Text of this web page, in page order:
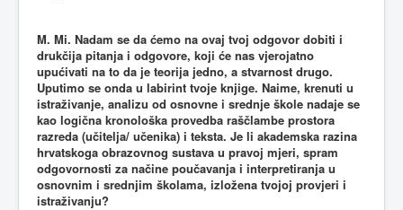
M. Mi. Nadam se da ćemo na ovaj tvoj odgovor dobiti i
drukčija pitanja i odgovore, koji će nas vjerojatno
upućivati na to da je teorija jedno, a stvarnost drugo.
Uputimo se onda u labirint tvoje knjige. Naime, krenuti u
istraživanje, analizu od osnovne i srednje škole nadaje se
kao logična kronološka provedba raščlambe prostora
razreda (učitelja/ učenika) i teksta. Je li akademska razina
hrvatskoga obrazovnog sustava u pravoj mjeri, spram
odgovornosti za načine poučavanja i interpretiranja u
osnovnim i srednjim školama, izložena tvojoj provjeri i
istraživanju?